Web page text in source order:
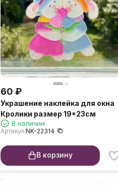
60 ₽
Украшение наклейка для окна
Кролики размер 19*23см
В наличии
Артикул:NK-22314
В корзину